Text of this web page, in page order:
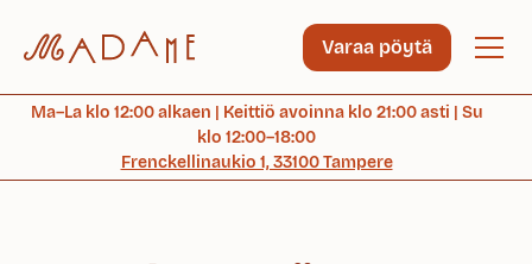
Varaa pöytä
Ma–La klo 12:00 alkaen | Keittiö avoinna klo 21:00 asti | Su
klo 12:00–18:00
Frenckellinaukio 1, 33100 Tampere